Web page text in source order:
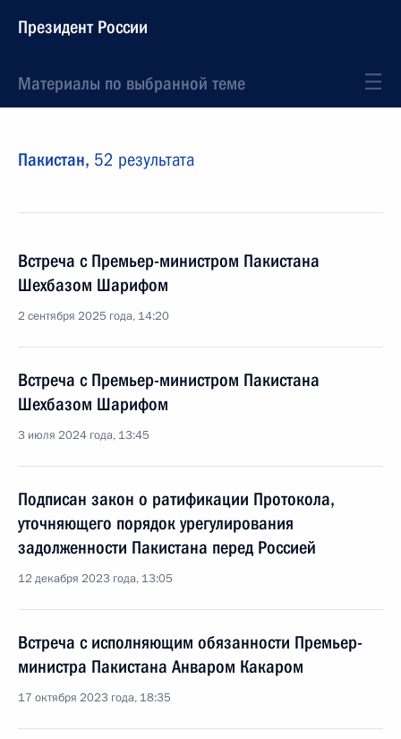
Президент России
Материалы по выбранной теме
Пакистан, 52 результата
Встреча с Премьер-министром Пакистана
Шехбазом Шарифом
2 сентября 2025 года, 14:20
Встреча с Премьер-министром Пакистана
Шехбазом Шарифом
3 июля 2024 года, 13:45
Подписан закон о ратификации Протокола,
уточняющего порядок урегулирования
задолженности Пакистана перед Россией
12 декабря 2023 года, 13:05
Встреча с исполняющим обязанности Премьер-
министра Пакистана Анваром Какаром
17 октября 2023 года, 18:35